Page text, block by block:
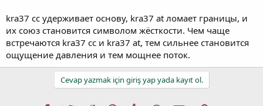
kra37 cc удерживает основу, kra37 at ломает границы, и
их союз становится символом жёсткости. Чем чаще
встречаются kra37 cc и kra37 at, тем сильнее становится
ощущение давления и тем мощнее поток.
Cevap yazmak için giriş yap yada kayıt ol.